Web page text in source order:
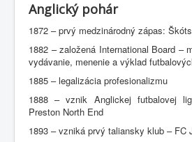
Anglický pohár
1872 – prvý medzinárodný zápas:
1882 – založená International Board –
vydávanie, menenie a výklad
1885 – legalizácia profesionalizmu
1888 – vznik Anglickej futbalovej
Preston North End
1893 – vzniká prvý taliansky klub – FC